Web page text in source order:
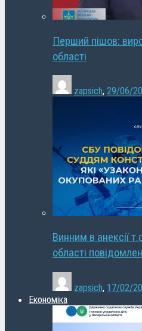
Перший пішов:
області
zapsich, 29/06/
Винним в анексії
області
zapsich, 17/02/
Економіка